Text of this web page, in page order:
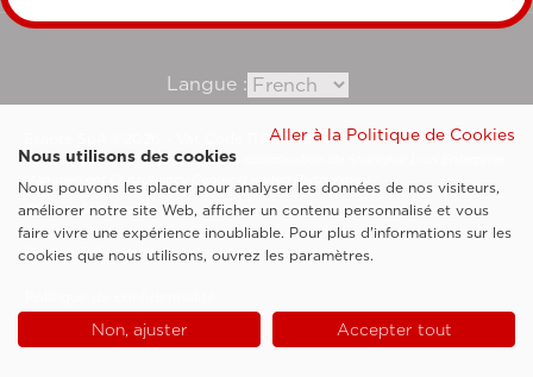
Langue :
Esaote SpA ©2026 - Vat Code IT05131180969
Société soumise à la gestion et à la coordination de Shanghai Luzi Enterprise
Management Consultancy Center (Limited Partnership)
Clauses légales
Cookie Policy
Aller à la Politique de Cookies
Nous utilisons des cookies
Nous pouvons les placer pour analyser les données de nos visiteurs,
améliorer notre site Web, afficher un contenu personnalisé et vous
faire vivre une expérience inoubliable. Pour plus d'informations sur les
cookies que nous utilisons, ouvrez les paramètres.
Non, ajuster Accepter tout